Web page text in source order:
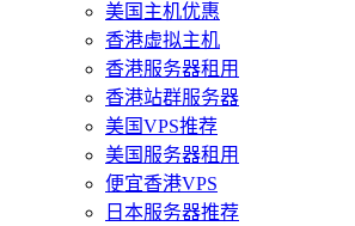
美国主机优惠
香港虚拟主机
香港服务器租用
香港站群服务器
美国VPS推荐
美国服务器租用
便宜香港VPS
日本服务器推荐